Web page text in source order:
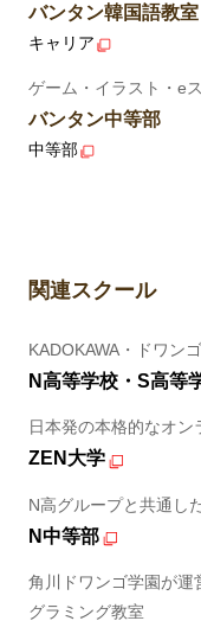
バンタン韓国語教室
キャリア
ゲーム・イラスト・e
バンタン中等部
中等部
関連スクール
KADOKAWA・ドワン
N高等学校・S高等
日本発の本格的なオン
ZEN大学
N高グループと共通し
N中等部
角川ドワンゴ学園が運
グラミング教室